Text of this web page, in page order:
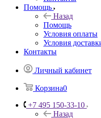
Помощь
Назад
Помощь
Условия оплаты
Условия
Контакты
Личный кабинет
Корзина0
+7 495 150-33-10
Назад